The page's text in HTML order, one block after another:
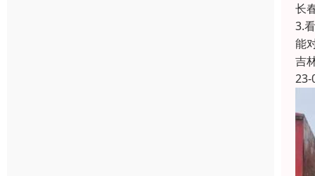
长
3.
能
吉
23-